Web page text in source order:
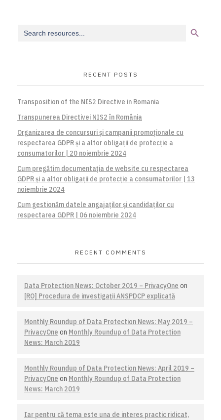
for:
RECENT POSTS
Transposition of the NIS2 Directive in Romania
Transpunerea Directivei NIS2 în România
Organizarea de concursuri și campanii promoționale cu
respectarea GDPR și a altor obligații de protecție a
consumatorilor | 20 noiembrie 2024
Cum pregătim documentația de website cu respectarea
GDPR și a altor obligații de protecție a consumatorilor | 13
noiembrie 2024
Cum gestionăm datele angajaților și candidaților cu
respectarea GDPR | 06 noiembrie 2024
RECENT COMMENTS
Data Protection News: October 2019 – PrivacyOne on
[RO] Procedura de investigaţii ANSPDCP explicată
Monthly Roundup of Data Protection News: May 2019 –
PrivacyOne on Monthly Roundup of Data Protection
News: March 2019
Monthly Roundup of Data Protection News: April 2019 –
PrivacyOne on Monthly Roundup of Data Protection
News: March 2019
Iar pentru că tema este una de interes practic ridicat,